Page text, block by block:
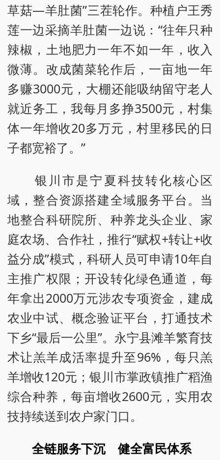
草菇—羊肚菌”三茬轮作。种植户王秀
莲一边采摘羊肚菌一边说：“往年只种
辣椒，土地肥力一年不如一年，收入
微薄。改成菌菜轮作后，一亩地一年
多赚3000元，大棚还能吸纳留守老人
就近务工，我每月多挣3500元，村集
体一年增收20多万元，村里移民的日
子都宽裕了。”
银川市是宁夏科技转化核心区
域，整合资源搭建全域服务平台。当
地整合科研院所、种养龙头企业、家
庭农场、合作社，推行“赋权+转让+收
益分成”模式，科研人员可申请10年自
主推广权限；开设转化绿色通道，每
年拿出2000万元涉农专项资金，建成
农业中试、概念验证平台，打通技术
下乡“最后一公里”。永宁县滩羊繁育技
术让羔羊成活率提升至96%，每只羔
羊增收120元；银川市掌政镇推广稻渔
综合种养，每亩增收2600元，实用农
技持续送到农户家门口。
全链服务下沉 健全富民体系